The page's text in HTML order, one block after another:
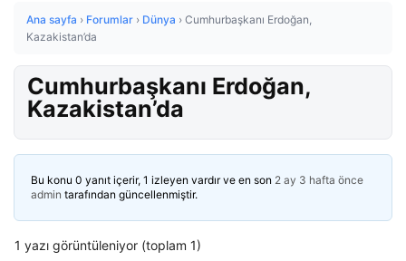
Ana sayfa › Forumlar › Dünya › Cumhurbaşkanı Erdoğan,
Kazakistan’da
Cumhurbaşkanı Erdoğan,
Kazakistan’da
Bu konu 0 yanıt içerir, 1 izleyen vardır ve en son 2 ay 3 hafta önce
admin tarafından güncellenmiştir.
1 yazı görüntüleniyor (toplam 1)